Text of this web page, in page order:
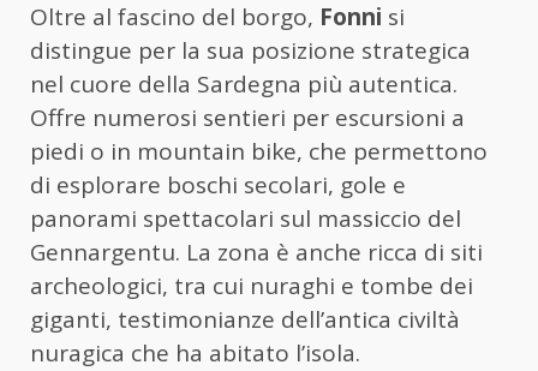
Oltre al fascino del borgo, Fonni si
distingue per la sua posizione strategica
nel cuore della Sardegna più autentica.
Offre numerosi sentieri per escursioni a
piedi o in mountain bike, che permettono
di esplorare boschi secolari, gole e
panorami spettacolari sul massiccio del
Gennargentu. La zona è anche ricca di siti
archeologici, tra cui nuraghi e tombe dei
giganti, testimonianze dell’antica civiltà
nuragica che ha abitato l’isola.